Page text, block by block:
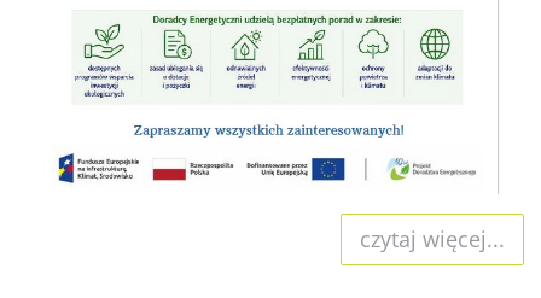
czytaj więcej...